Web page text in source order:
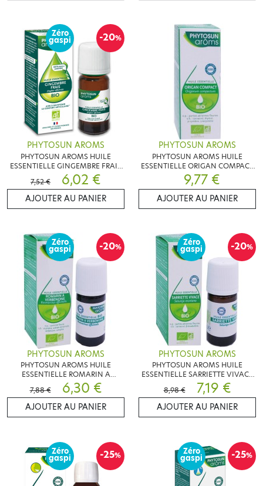
-20%
Zéro
gaspi
PHYTOSUN AROMS
PHYTOSUN AROMS HUILE
ESSENTIELLE GINGEMBRE FRAIS
BIO 5ML
7,52 € 6,02 €
AJOUTER AU PANIER
PHYTOSUN AROMS
PHYTOSUN AROMS HUILE
ESSENTIELLE ORIGAN COMPACT
BIO 10ML
9,77 €
AJOUTER AU PANIER
-20%
Zéro
gaspi
PHYTOSUN AROMS
PHYTOSUN AROMS HUILE
ESSENTIELLE ROMARIN A
VERBENONE BIO 5ML
7,88 € 6,30 €
AJOUTER AU PANIER
-20%
Zéro
gaspi
PHYTOSUN AROMS
PHYTOSUN AROMS HUILE
ESSENTIELLE SARRIETTE VIVACE
BIO 5ML
8,98 € 7,19 €
AJOUTER AU PANIER
-25%
Zéro
gaspi -25%
Zéro
gaspi